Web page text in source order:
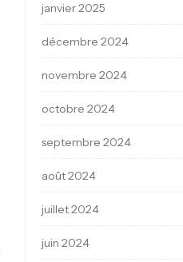
janvier 2025
décembre 2024
novembre 2024
octobre 2024
septembre 2024
août 2024
juillet 2024
juin 2024